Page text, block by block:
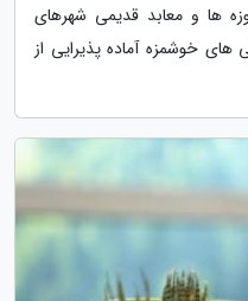
ها و معابد قدیمی شهرهای
خوشمزه آماده پذیرایی از